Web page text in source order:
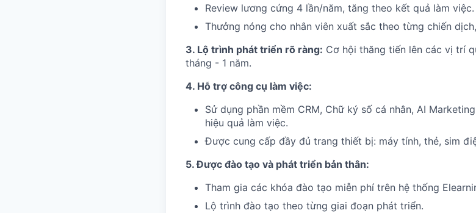
Review lương cứng 4 lần/năm, tăng theo kết quả làm việc.
Thưởng nóng cho nhân viên xuất sắc theo từng chiến
3. Lộ trình phát triển rõ ràng: Cơ hội thăng tiến lên các vị trí
tháng - 1 năm.
4. Hỗ trợ công cụ làm việc:
Sử dụng phần mềm CRM, Chữ ký số cá nhân, AI
hiệu quả làm việc.
Được cung cấp đầy đủ trang thiết bị: máy tính, thẻ, sim
5. Được đào tạo và phát triển bản thân:
Tham gia các khóa đào tạo miễn phí trên hệ thống
Lộ trình đào tạo theo từng giai đoạn phát triển.